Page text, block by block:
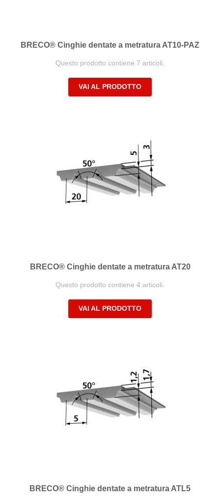
BRECO® Cinghie dentate a metratura AT10-PAZ
Questo prodotto contiene 7 articoli.
VAI AL PRODOTTO
BRECO® Cinghie dentate a metratura AT20
Questo prodotto contiene 4 articoli.
VAI AL PRODOTTO
BRECO® Cinghie dentate a metratura ATL5